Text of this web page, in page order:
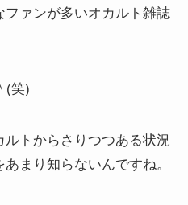
ァンが多いオカルト雑誌
(笑)
ルトからさりつつある状況
まり知らないんですね。